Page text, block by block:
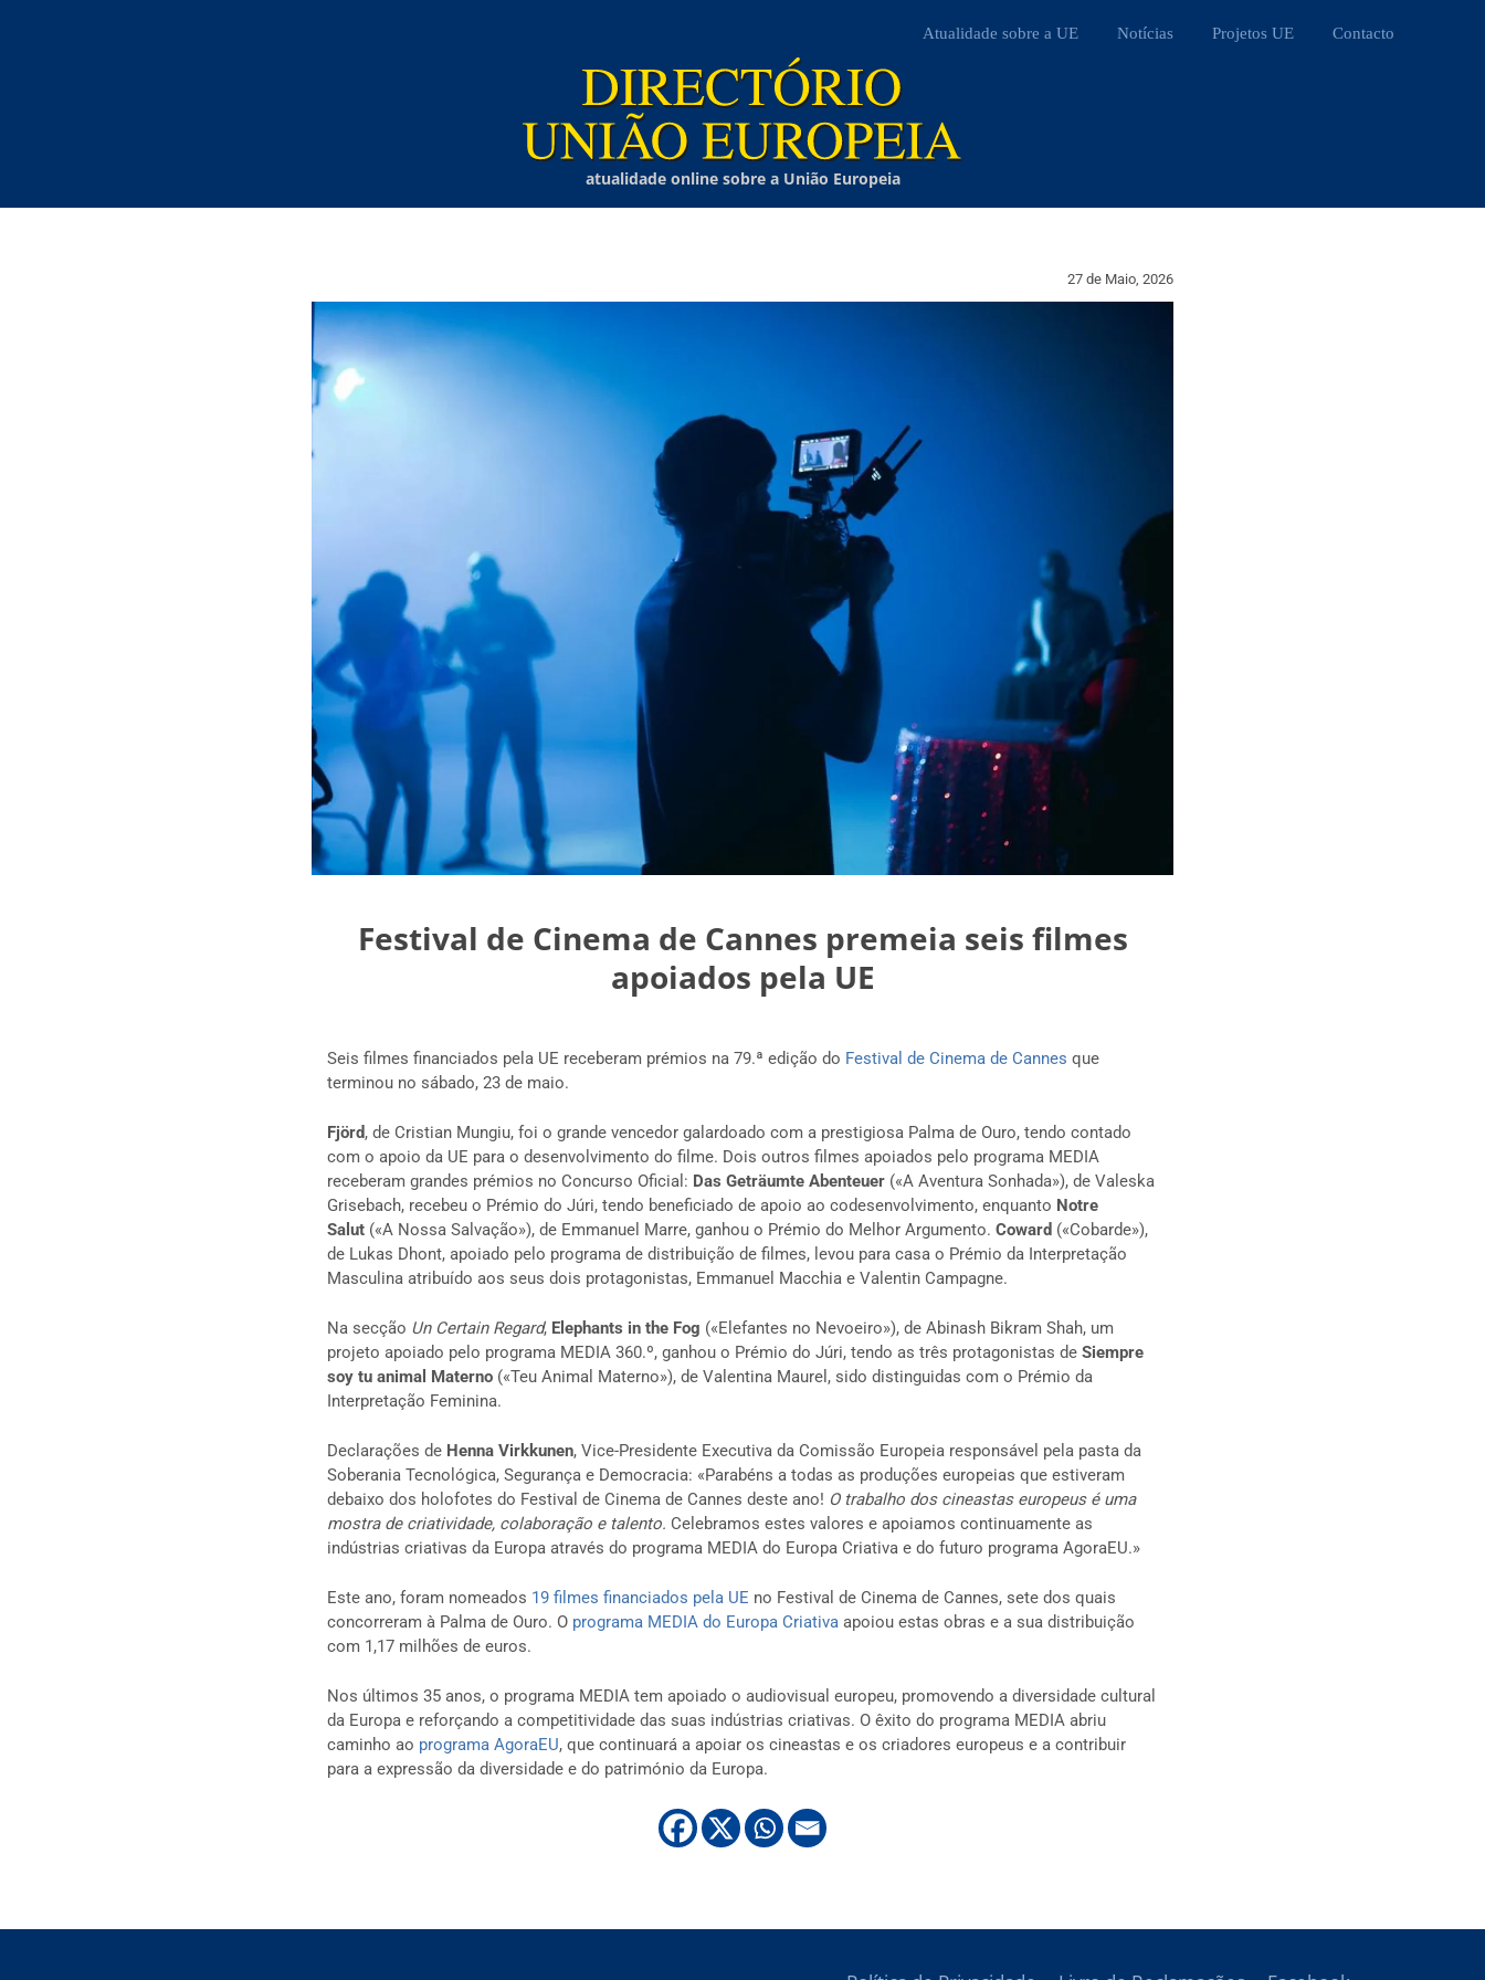
Atualidade sobre a UE Notícias Projetos UE Contacto
atualidade online sobre a União Europeia
27 de Maio, 2026
Festival de Cinema de Cannes premeia seis filmes
apoiados pela UE
Seis filmes financiados pela UE receberam prémios na 79.ª edição do Festival de Cinema de Cannes que
terminou no sábado, 23 de maio.
Fjörd, de Cristian Mungiu, foi o grande vencedor galardoado com a prestigiosa Palma de Ouro, tendo contado
com o apoio da UE para o desenvolvimento do filme. Dois outros filmes apoiados pelo programa MEDIA
receberam grandes prémios no Concurso Oficial: Das Geträumte Abenteuer(«A Aventura Sonhada»), de Valeska
Grisebach, recebeu o Prémio do Júri, tendo beneficiado de apoio ao codesenvolvimento, enquanto Notre
Salut(«A Nossa Salvação»), de Emmanuel Marre, ganhou o Prémio do Melhor Argumento. Coward («Cobarde»),
de Lukas Dhont, apoiado pelo programa de distribuição de filmes, levou para casa o Prémio da Interpretação
Masculina atribuído aos seus dois protagonistas, Emmanuel Macchia e Valentin Campagne.
Na secção Un Certain Regard, Elephants in the Fog («Elefantes no Nevoeiro»), de Abinash Bikram Shah, um
projeto apoiado pelo programa MEDIA 360.º, ganhou o Prémio do Júri, tendo as três protagonistas de Siempre
soy tu animal Materno(«Teu Animal Materno»), de Valentina Maurel, sido distinguidas com o Prémio da
Interpretação Feminina.
Declarações de Henna Virkkunen, Vice-Presidente Executiva da Comissão Europeia responsável pela pasta da
Soberania Tecnológica, Segurança e Democracia: «Parabéns a todas as produções europeias que estiveram
debaixo dos holofotes do Festival de Cinema de Cannes deste ano! O trabalho dos cineastas europeus é uma
mostra de criatividade, colaboração e talento. Celebramos estes valores e apoiamos continuamente as
indústrias criativas da Europa através do programa MEDIA do Europa Criativa e do futuro programa AgoraEU.»
Este ano, foram nomeados 19 filmes financiados pela UE no Festival de Cinema de Cannes, sete dos quais
concorreram à Palma de Ouro. O programa MEDIA do Europa Criativaapoiou estas obras e a sua distribuição
com 1,17 milhões de euros.
Nos últimos 35 anos, o programa MEDIA tem apoiado o audiovisual europeu, promovendo a diversidade cultural
da Europa e reforçando a competitividade das suas indústrias criativas. O êxito do programa MEDIA abriu
caminho ao programa AgoraEU, que continuará a apoiar os cineastas e os criadores europeus e a contribuir
para a expressão da diversidade e do património da Europa.